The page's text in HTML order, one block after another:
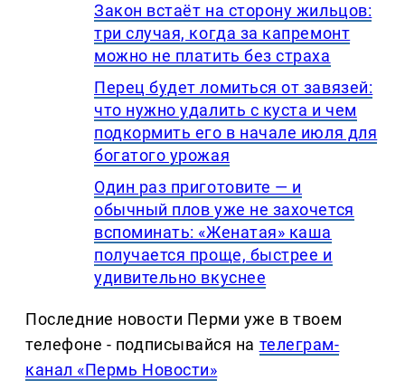
Закон встаёт на сторону жильцов:
три случая, когда за капремонт
можно не платить без страха
Перец будет ломиться от завязей:
что нужно удалить с куста и чем
подкормить его в начале июля для
богатого урожая
Один раз приготовите — и
обычный плов уже не захочется
вспоминать: «Женатая» каша
получается проще, быстрее и
удивительно вкуснее
Последние новости Перми уже в твоем
телефоне - подписывайся на телеграм-
канал «Пермь Новости»